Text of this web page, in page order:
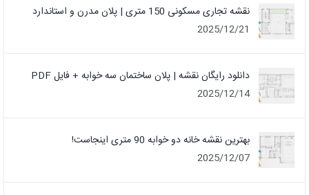
نقشه تجاری مسکونی 150 متری | پلان مدرن و استاندارد
2025/12/21
دانلود رایگان نقشه | پلان ساختمان سه خوابه + فایل PDF
2025/12/14
بهترین نقشه خانه دو خوابه 90 متری اینجاست!
2025/12/07